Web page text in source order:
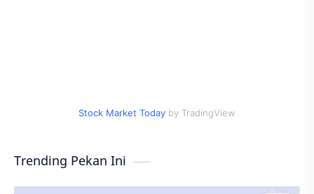
Stock Market Today by TradingView
Trending Pekan Ini